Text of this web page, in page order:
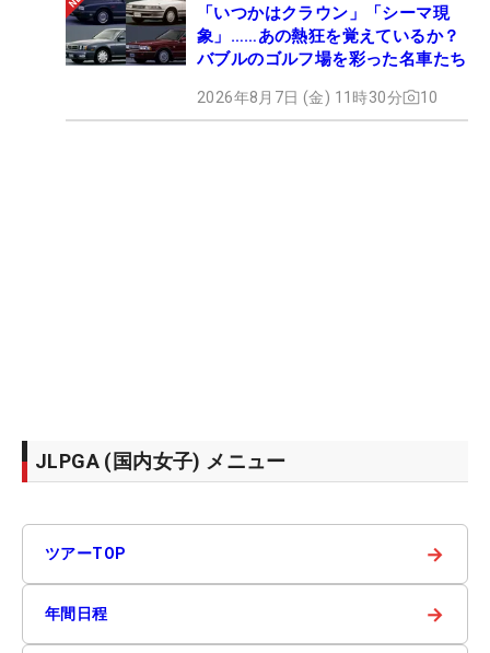
「いつかはクラウン」「シーマ現
象」……あの熱狂を覚えているか？
バブルのゴルフ場を彩った名車たち
2026年8月7日 (金) 11時30分 10
JLPGA (国内女子) メニュー
ツアーTOP →
年間日程 →